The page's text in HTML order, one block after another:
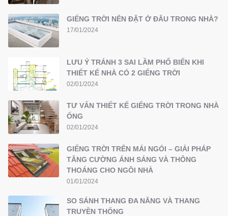
GIẾNG TRỜI NÊN ĐẶT Ở ĐÂU TRONG NHÀ?
17/01/2024
LƯU Ý TRÁNH 3 SAI LẦM PHỔ BIẾN KHI
THIẾT KẾ NHÀ CÓ 2 GIẾNG TRỜI
02/01/2024
TƯ VẤN THIẾT KẾ GIẾNG TRỜI TRONG NHÀ
ỐNG
02/01/2024
GIẾNG TRỜI TRÊN MÁI NGÓI – GIẢI PHÁP
TĂNG CƯỜNG ÁNH SÁNG VÀ THÔNG
THOÁNG CHO NGÔI NHÀ
01/01/2024
SO SÁNH THANG ĐA NĂNG VÀ THANG
TRUYỀN THỐNG